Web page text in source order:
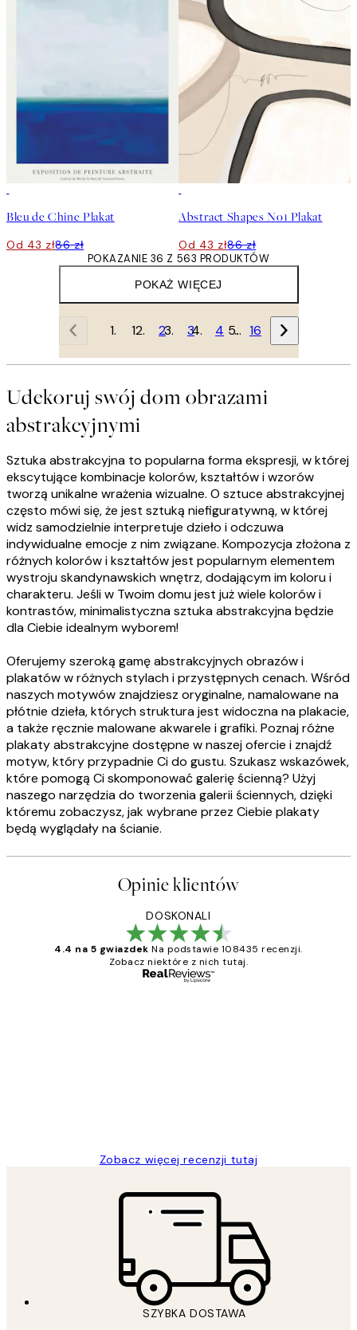
Bleu de Chine Plakat
Od 43 zł86 zł
Abstract Shapes No1 Plakat
Od 43 zł86 zł
POKAŻ WIĘCEJ
POKAZANIE 36 Z 563 PRODUKTÓW
1 2 3 4 … 16
Udekoruj swój dom obrazami
abstrakcyjnymi
Sztuka abstrakcyjna to popularna forma ekspresji, w której
ekscytujące kombinacje kolorów, kształtów i wzorów
tworzą unikalne wrażenia wizualne. O sztuce abstrakcyjnej
często mówi się, że jest sztuką niefiguratywną, w której
widz samodzielnie interpretuje dzieło i odczuwa
indywidualne emocje z nim związane. Kompozycja złożona z
różnych kolorów i kształtów jest popularnym elementem
wystroju skandynawskich wnętrz, dodającym im koloru i
charakteru. Jeśli w Twoim domu jest już wiele kolorów i
kontrastów, minimalistyczna sztuka abstrakcyjna będzie
dla Ciebie idealnym wyborem!
Oferujemy szeroką gamę abstrakcyjnych obrazów i
plakatów w różnych stylach i przystępnych cenach. Wśród
naszych motywów znajdziesz oryginalne, namalowane na
płótnie dzieła, których struktura jest widoczna na plakacie,
a także ręcznie malowane akwarele i grafiki. Poznaj różne
plakaty abstrakcyjne dostępne w naszej ofercie i znajdź
motyw, który przypadnie Ci do gustu. Szukasz wskazówek,
które pomogą Ci skomponować galerię ścienną? Użyj
naszego narzędzia do tworzenia galerii ściennych, dzięki
któremu zobaczysz, jak wybrane przez Ciebie plakaty
będą wyglądały na ścianie.
Opinie klientów
DOSKONALI
4.4 na 5 gwiazdek Na podstawie 108435 recenzji.
Zobacz niektóre z nich tutaj.
Zobacz więcej recenzji tutaj
SZYBKA DOSTAWA